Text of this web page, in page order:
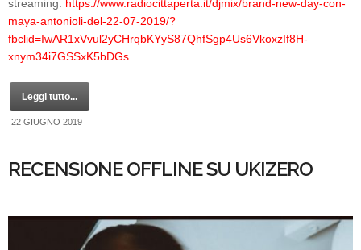
streaming: https://www.radiocittaperta.it/djmix/brand-new-day-con-
maya-antonioli-del-22-07-2019/?
fbclid=IwAR1xVvul2yCHrqbKYyS87QhfSgp4Us6VkoxzIf8H-
xnym34i7GSSxK5bDGs
Leggi tutto...
22 GIUGNO 2019
RECENSIONE OFFLINE SU UKIZERO